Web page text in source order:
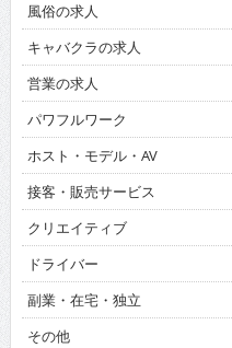
風俗の求人
キャバクラの求人
営業の求人
パワフルワーク
ホスト・モデル・AV
接客・販売サービス
クリエイティブ
ドライバー
副業・在宅・独立
その他